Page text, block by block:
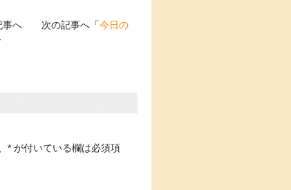
事へ 次の記事へ「今日の
* が付いている欄は必須項